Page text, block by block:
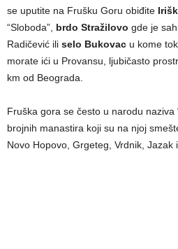
se uputite na Frušku Goru obiđite
“Sloboda”, brdo Stražilovo gde je
Radičević ili selo Bukovac u kome
morate ići u Provansu, ljubičasto
km od Beograda.
Fruška gora se često u narodu naziva
brojnih manastira koji su na njoj
Novo Hopovo, Grgeteg, Vrdnik, Jazak